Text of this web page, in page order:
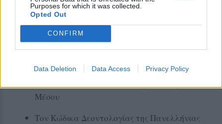
Purposes for which it was collected.
Opted Out
CONFIRM
Data Deletion Data Access Privacy Policy
Παράπονα που αφορούν ζητήματα δεοντολογίας,
ιδιωτικότητας ή συντακτικής πρακτικής μπορούν
να υποβάλλονται μέσω των ίδιων καναλιών
επικοινωνίας.
Η εξέτασή τους γίνεται σύμφωνα με:
Μέσου
Τον Κώδικα Δεοντολογίας της Πανελλήνιας